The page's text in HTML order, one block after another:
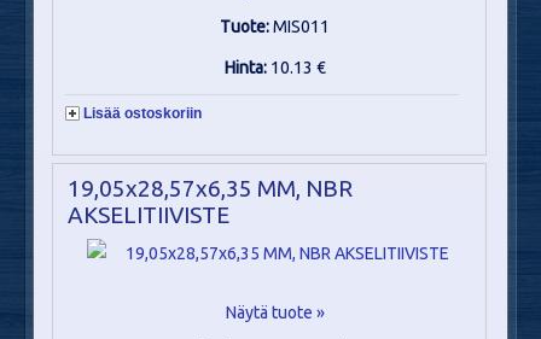
Tuote:MIS011
Hinta: 10.13 €
Lisää ostoskoriin
19,05x28,57x6,35 MM, NBR
AKSELITIIVISTE
Näytä tuote »